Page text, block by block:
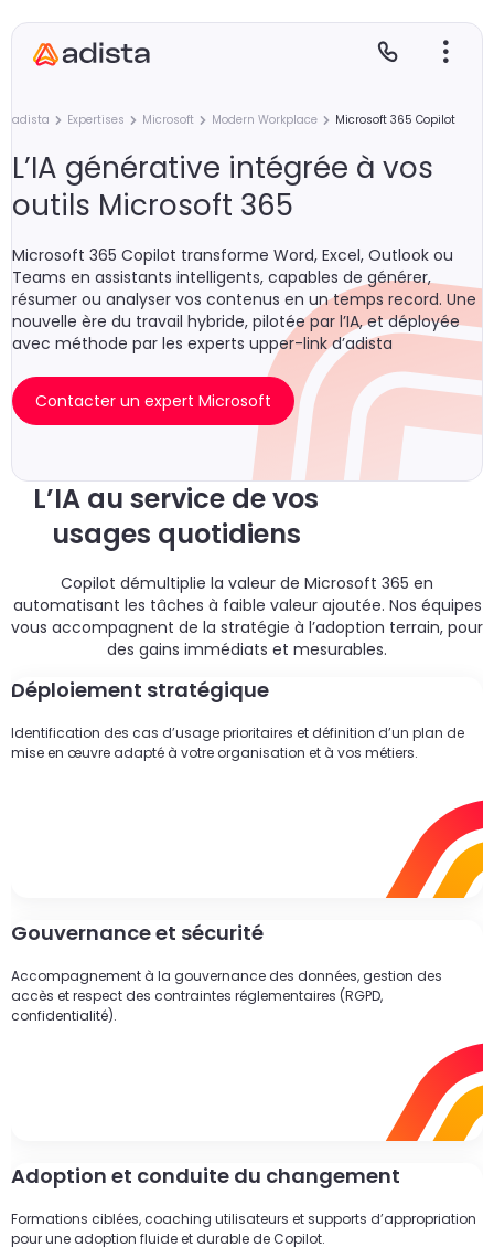
adista Expertises Microsoft Modern Workplace Microsoft 365 Copilot
L’IA générative intégrée à vos
outils Microsoft 365
Microsoft 365 Copilot transforme Word, Excel, Outlook ou
Teams en assistants intelligents, capables de générer,
résumer ou analyser vos contenus en un temps record. Une
nouvelle ère du travail hybride, pilotée par l’IA, et déployée
avec méthode par les experts upper-link d’adista
Contacter un expert Microsoft
L’IA au service de vos
usages quotidiens
Copilot démultiplie la valeur de Microsoft 365 en
automatisant les tâches à faible valeur ajoutée. Nos équipes
vous accompagnent de la stratégie à l’adoption terrain, pour
des gains immédiats et mesurables.
Déploiement stratégique
Identification des cas d’usage prioritaires et définition d’un plan de
mise en œuvre adapté à votre organisation et à vos métiers.
Gouvernance et sécurité
Accompagnement à la gouvernance des données, gestion des
accès et respect des contraintes réglementaires (RGPD,
confidentialité).
Adoption et conduite du changement
Formations ciblées, coaching utilisateurs et supports d’appropriation
pour une adoption fluide et durable de Copilot.